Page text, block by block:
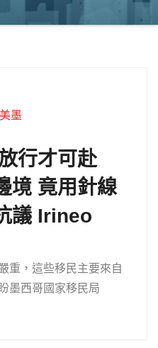
美墨
行才可赴
境 竟用針線
議 Irineo
重，這些移民主要來自
墨西哥國家移民局